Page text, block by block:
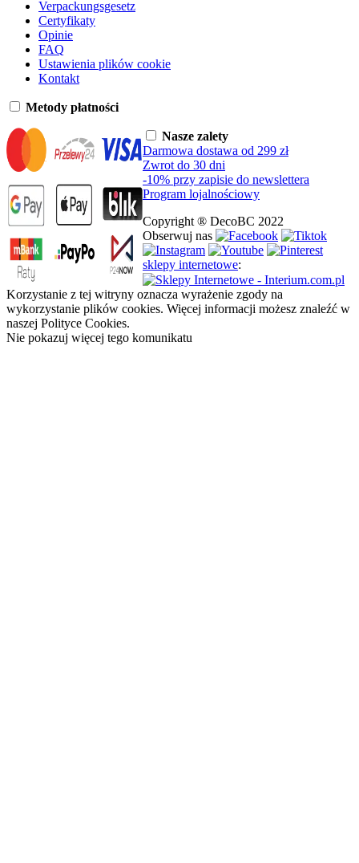
Verpackungsgesetz
Certyfikaty
Opinie
FAQ
Ustawienia plików cookie
Kontakt
Metody płatności
Nasze zalety
Darmowa dostawa od 299 zł
Zwrot do 30 dni
-10% przy zapisie do newslettera
Program lojalnościowy
Copyright ® DecoBC 2022
Obserwuj nas
sklepy internetowe:
Korzystanie z tej witryny oznacza wyrażenie zgody na
wykorzystanie plików cookies. Więcej informacji możesz znaleźć w
naszej Polityce Cookies.
Nie pokazuj więcej tego komunikatu